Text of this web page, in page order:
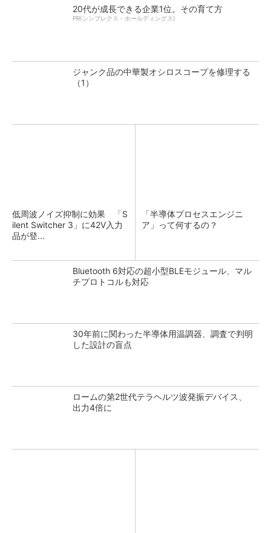
20代が成長できる企業1位。その育て方
PR(シンプレクス・ホールディングス)
ジャンク品の中華製オシロスコープを修理する
（1）
低周波ノイズ抑制に効果 「S
ilent Switcher 3」に42V入力
品が登...
「半導体プロセスエンジニ
ア」って何するの？
Bluetooth 6対応の超小型BLEモジュール、マル
チプロトコルも対応
30年前に関わった半導体用温調器、調査で判明
した設計の盲点
ロームの第2世代テラヘルツ波発振デバイス、
出力4倍に